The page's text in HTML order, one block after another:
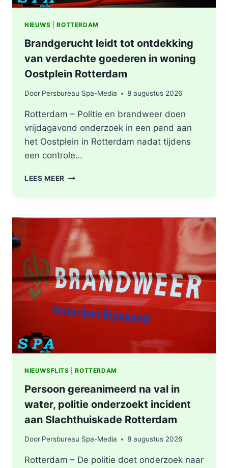
NIEUWS |ROTTERDAM
Brandgerucht leidt tot ontdekking
van verdachte goederen in woning
Oostplein Rotterdam
Door Persbureau Spa-Media 8 augustus 2026
Rotterdam – Politie en brandweer doen
vrijdagavond onderzoek in een pand aan
het Oostplein in Rotterdam nadat tijdens
een controle…
LEES MEER BRANDGERUCHT
VAN
VERDACHTE
GOEDEREN
IN
WONING
OOSTPLEIN
ROTTERDAM
NIEUWSFLITS |ROTTERDAM
Persoon gereanimeerd na val in
water, politie onderzoekt incident
aan Slachthuiskade Rotterdam
Door Persbureau Spa-Media 8 augustus 2026
Rotterdam – De politie doet onderzoek naar